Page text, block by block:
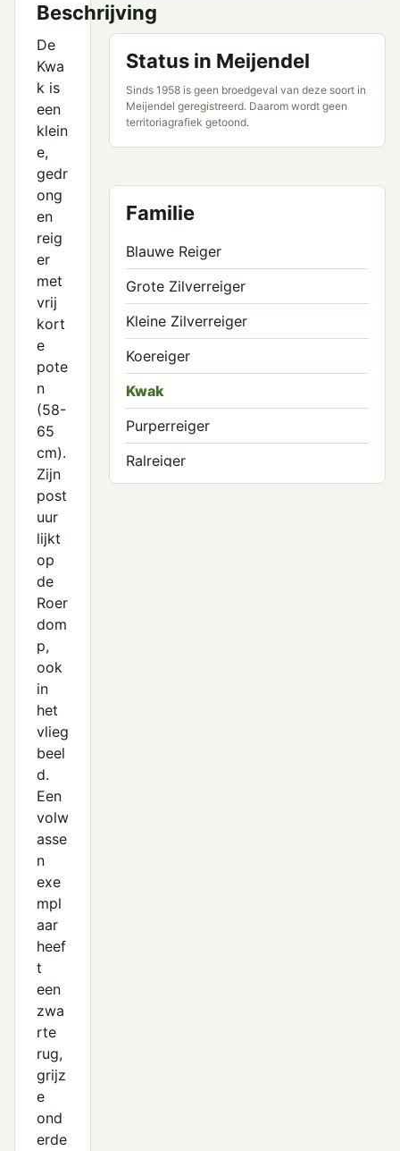
Beschrijving
De
Kwa
k is
een
klein
e,
gedr
ong
en
reig
er
met
vrij
kort
e
pote
n
(58-
65
cm).
Zijn
post
uur
lijkt
op
de
Roer
dom
p,
ook
in
het
vlieg
beel
d.
Een
volw
asse
n
exe
mpl
aar
heef
t
een
zwa
rte
rug,
grijz
e
ond
erde
Status in Meijendel
Sinds 1958 is geen broedgeval van deze soort in
Meijendel geregistreerd. Daarom wordt geen
territoriagrafiek getoond.
Familie
Blauwe Reiger
Grote Zilverreiger
Kleine Zilverreiger
Koereiger
Kwak
Purperreiger
Ralreiger